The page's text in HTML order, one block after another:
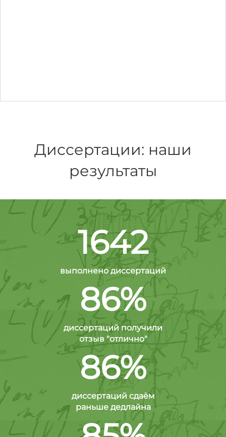
Диссертации: наши
результаты
1642
выполнено диссертаций
86%
диссертаций получили
отзыв "отлично"
86%
диссертаций сдаём
раньше дедлайна